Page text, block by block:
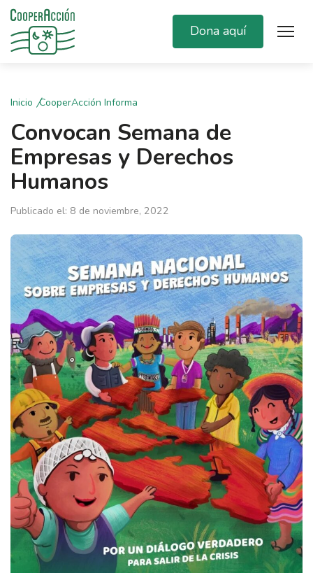
Dona aquí
Inicio CooperAcción Informa
Convocan Semana de
Empresas y Derechos
Humanos
Publicado el: 8 de noviembre, 2022